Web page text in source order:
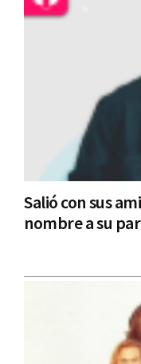
Salió con sus
nombre a su